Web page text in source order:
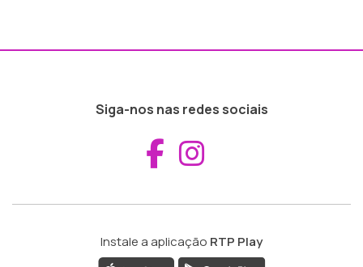
Siga-nos nas redes sociais
Aceder ao
Instale a aplicação RTP Play